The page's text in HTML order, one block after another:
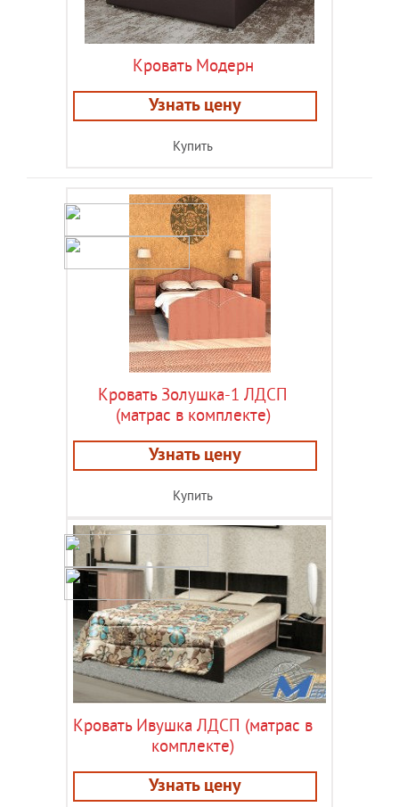
Кровать Модерн
Узнать цену
Купить
Кровать Золушка-1 ЛДСП
(матрас в комплекте)
Узнать цену
Купить
Кровать Ивушка ЛДСП (матрас в
комплекте)
Узнать цену